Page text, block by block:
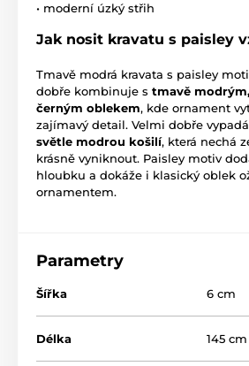
• moderní úzký střih
Jak nosit kravatu s paisley
Tmavě modrá kravata s paisley
dobře kombinuje s tmavě
černým oblekem, kde ornament
zajímavý detail. Velmi dobře
světle modrou košilí, která nechá
krásně vyniknout. Paisley motiv
hloubku a dokáže i klasický oblek
ornamentem.
Parametry
Šířka 6 cm
Délka 145 cm